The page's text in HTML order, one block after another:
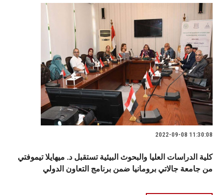
مكتب الجوائز
مكتب رعاية المبعوثين
المجلس البحثي
2022-09-08 11:30:08
كلية الدراسات العليا والبحوث البيئية تستقبل د. ميهايلا تيموفتي
من جامعة جالاتي برومانيا ضمن برنامج التعاون الدولي